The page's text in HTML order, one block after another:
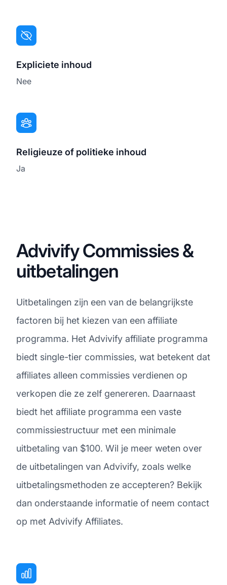
Expliciete inhoud
Nee
Religieuze of politieke inhoud
Ja
Advivify Commissies &
uitbetalingen
Uitbetalingen zijn een van de belangrijkste
factoren bij het kiezen van een affiliate
programma. Het Advivify affiliate programma
biedt single-tier commissies, wat betekent dat
affiliates alleen commissies verdienen op
verkopen die ze zelf genereren. Daarnaast
biedt het affiliate programma een vaste
commissiestructuur met een minimale
uitbetaling van $100. Wil je meer weten over
de uitbetalingen van Advivify, zoals welke
uitbetalingsmethoden ze accepteren? Bekijk
dan onderstaande informatie of neem contact
op met Advivify Affiliates.